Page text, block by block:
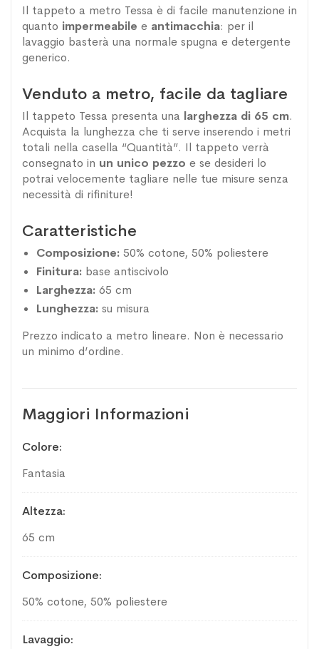
Il tappeto a metro Tessa è di facile manutenzione in
quanto impermeabile e antimacchia: per il
lavaggio basterà una normale spugna e detergente
generico.
Venduto a metro, facile da tagliare
Il tappeto Tessa presenta una larghezza di 65 cm.
Acquista la lunghezza che ti serve inserendo i metri
totali nella casella “Quantità”. Il tappeto verrà
consegnato in un unico pezzo e se desideri lo
potrai velocemente tagliare nelle tue misure senza
necessità di rifiniture!
Caratteristiche
Composizione: 50% cotone, 50% poliestere
Finitura: base antiscivolo
Larghezza: 65 cm
Lunghezza: su misura
Prezzo indicato a metro lineare. Non è necessario
un minimo d’ordine.
Maggiori Informazioni
Informazioni
Colore
Fantasia
Altezza
65 cm
Composizione
50% cotone, 50% poliestere
Lavaggio